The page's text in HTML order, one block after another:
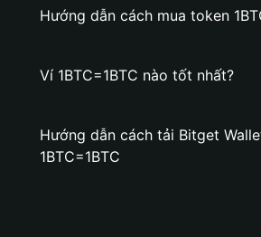
Hướng dẫn cách mua token
Ví 1BTC=1BTC nào tốt nhất?
Hướng dẫn cách tải Bitget
1BTC=1BTC